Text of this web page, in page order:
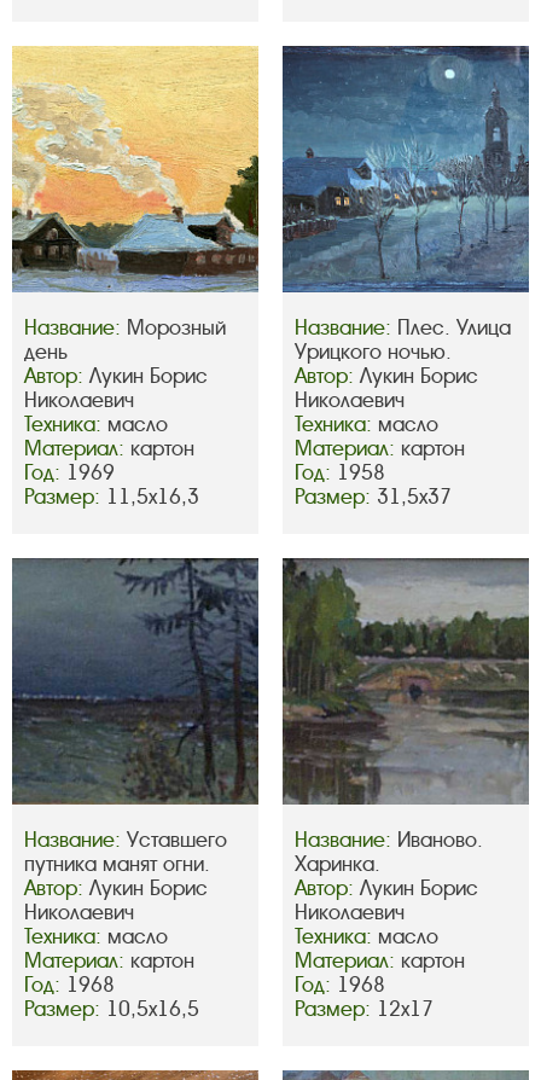
Название: Морозный
день
Автор: Лукин Борис
Николаевич
Техника: масло
Материал: картон
Год: 1969
Размер: 11,5х16,3
Название: Плес. Улица
Урицкого ночью.
Автор: Лукин Борис
Николаевич
Техника: масло
Материал: картон
Год: 1958
Размер: 31,5х37
Название: Уставшего
путника манят огни.
Автор: Лукин Борис
Николаевич
Техника: масло
Материал: картон
Год: 1968
Размер: 10,5х16,5
Название: Иваново.
Харинка.
Автор: Лукин Борис
Николаевич
Техника: масло
Материал: картон
Год: 1968
Размер: 12х17